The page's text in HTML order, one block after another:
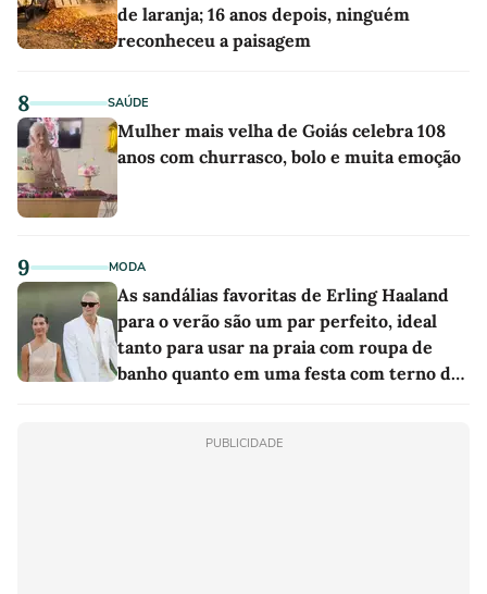
de laranja; 16 anos depois, ninguém
reconheceu a paisagem
8 SAÚDE
Mulher mais velha de Goiás celebra 108
anos com churrasco, bolo e muita emoção
9 MODA
As sandálias favoritas de Erling Haaland
para o verão são um par perfeito, ideal
tanto para usar na praia com roupa de
banho quanto em uma festa com terno de
PUBLICIDADE